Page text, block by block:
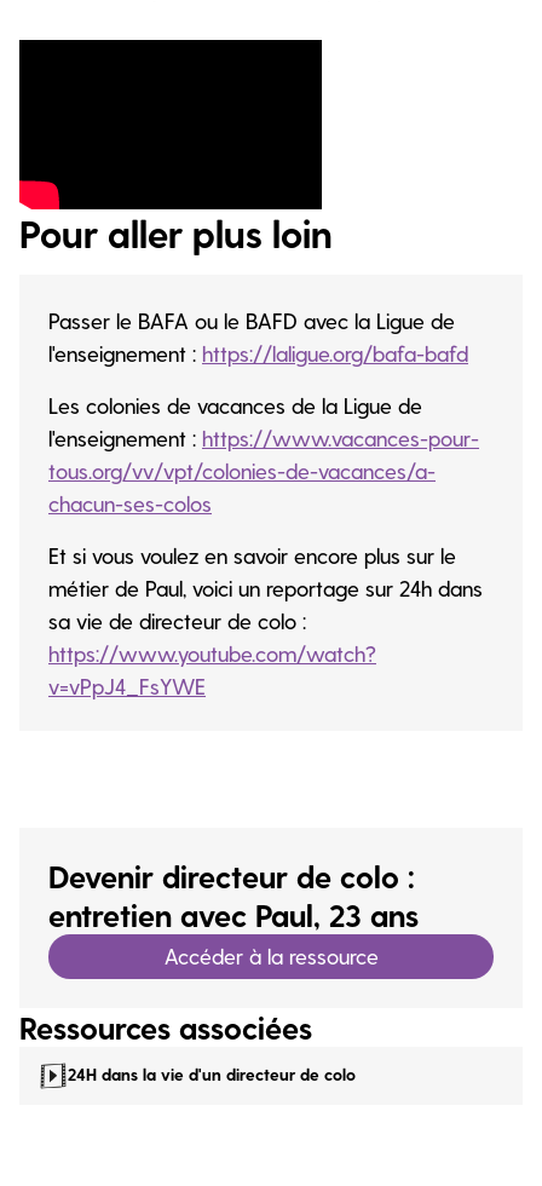
Pour aller plus loin
Passer le BAFA ou le BAFD avec la Ligue de
l'enseignement : https://laligue.org/bafa-bafd
Les colonies de vacances de la Ligue de
l'enseignement : https://www.vacances-pour-
tous.org/vv/vpt/colonies-de-vacances/a-
chacun-ses-colos
Et si vous voulez en savoir encore plus sur le
métier de Paul, voici un reportage sur 24h dans
sa vie de directeur de colo :
https://www.youtube.com/watch?
v=vPpJ4_FsYWE
Devenir directeur de colo :
entretien avec Paul, 23 ans
Accéder à la ressource
Ressources associées
24H dans la vie d'un directeur de colo